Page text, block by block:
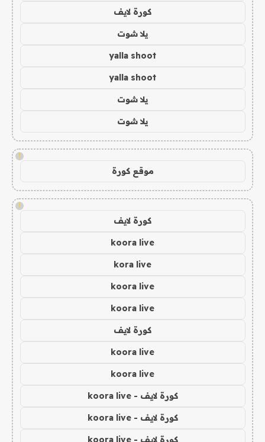
كورة لايف
يلا شوت
yalla shoot
yalla shoot
يلا شوت
يلا شوت
!
موقع كورة
!
كورة لايف
koora live
kora live
koora live
koora live
كورة لايف
koora live
koora live
كورة لايف - koora live
كورة لايف - koora live
كورة لايف - koora live